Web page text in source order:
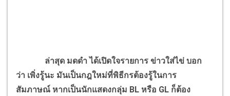
ล่าสุด มดดำ ได้เปิดใจรายการ ข่าวใส่ไข่ บอก
ว่า เพิ่งรู้นะ มันเป็นกฎใหม่ที่พิธีกรต้องรู้ในการ
สัมภาษณ์ หากเป็นนักแสดงกลุ่ม BL หรือ GL ก็ต้อง